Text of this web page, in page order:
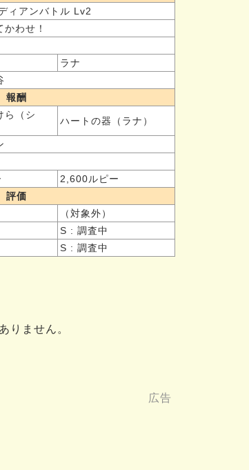
ィアンバトル Lv2
わせ！
ラナ
報酬
ら（シ
ハートの器（ラナ）
2,600ルピー
評価
（対象外）
S : 調査中
S : 調査中
りません。